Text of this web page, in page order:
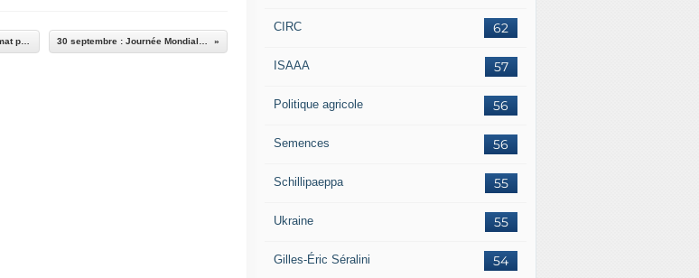
62
CIRC
57
ISAAA
56
Politique agricole
56
Semences
55
Schillipaeppa
55
Ukraine
54
Gilles-Éric Séralini